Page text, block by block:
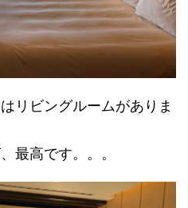
リビングルームがありま
最高です。。。